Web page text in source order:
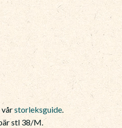
vårstorleksguide.
stl 38/M.